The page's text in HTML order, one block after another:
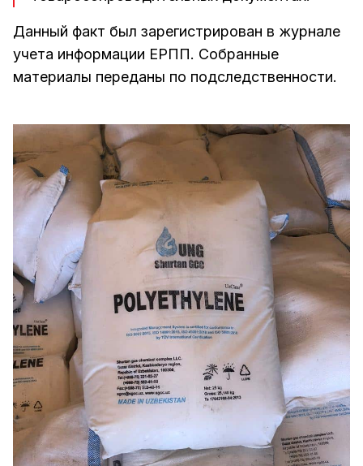
Данный факт был зарегистрирован в журнале
учета информации ЕРПП. Собранные
материалы переданы по подследственности.